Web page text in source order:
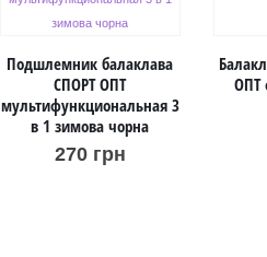
Подшлемник балаклава
СПОРТ ОПТ
мультифункциональная 3
в 1 зимова чорна
270 грн
ОПТ